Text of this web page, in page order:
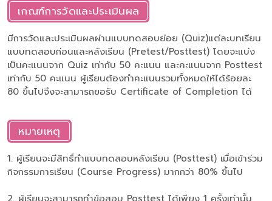
เกณฑ์การวัดและประเมินผล
มีการวัดและประเมินผลผ่านแบบทดสอบย่อย (Quiz)แต่ละบทเรียน
แบบทดสอบก่อนและหลังเรียน (Pretest/Posttest) โดยจะแบ่ง
เป็นคะแนนจาก Quiz เท่ากับ 50 คะแนน และคะแนนจาก Posttest
เท่ากับ 50 คะแนน ผู้เรียนต้องทำคะแนนรวมทั้งหมดให้ได้ร้อยละ
80 ขึ้นไปจึงจะสามารถขอรับ Certificate of Completion ได้
หมายเหตุ
1. ผู้เรียนจะมีสิทธิ์ทำแบบทดสอบหลังเรียน (Posttest) เมื่อเข้าร่วม
กิจกรรมการเรียน (Course Progress) มากกว่า 80% ขึ้นไป